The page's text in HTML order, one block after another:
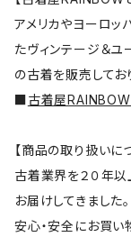
アメリカやヨーロッ
たヴィンテージ＆ユ
の古着を販売してお
■古着屋
【商品の取り扱いに
古着業界を２０年
お届けしてきました。
安心・安全にお買い